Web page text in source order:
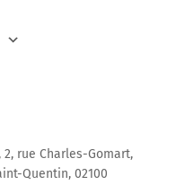
rue Charles-Gomart,
Quentin, 02100